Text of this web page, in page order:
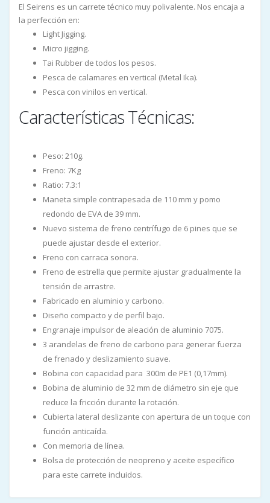
El Seirens es un carrete técnico muy polivalente. Nos encaja a
la perfección en:
Light Jigging.
Micro jigging.
Tai Rubber de todos los pesos.
Pesca de calamares en vertical (Metal Ika).
Pesca con vinilos en vertical.
Características Técnicas:
Peso: 210g.
Freno: 7Kg
Ratio: 7.3:1
Maneta simple contrapesada de 110 mm y pomo
redondo de EVA de 39 mm.
Nuevo sistema de freno centrífugo de 6 pines que se
puede ajustar desde el exterior.
Freno con carraca sonora.
Freno de estrella que permite ajustar gradualmente la
tensión de arrastre.
Fabricado en aluminio y carbono.
Diseño compacto y de perfil bajo.
Engranaje impulsor de aleación de aluminio 7075.
3 arandelas de freno de carbono para generar fuerza
de frenado y deslizamiento suave.
Bobina con capacidad para 300m de PE1 (0,17mm).
Bobina de aluminio de 32 mm de diámetro sin eje que
reduce la fricción durante la rotación.
Cubierta lateral deslizante con apertura de un toque con
función anticaída.
Con memoria de línea.
Bolsa de protección de neopreno y aceite específico
para este carrete incluidos.